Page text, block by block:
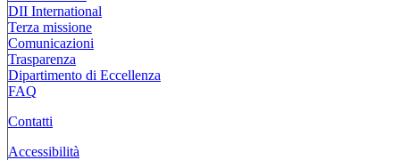
DII International
Terza missione
Comunicazioni
Trasparenza
Dipartimento di Eccellenza
FAQ
Contatti
Accessibilità